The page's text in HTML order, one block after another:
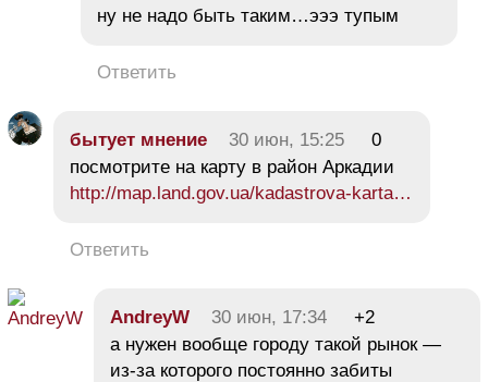
ну не надо быть таким…эээ тупым
Ответить
бытует мнение 30 июн, 15:25
0
посмотрите на карту в район Аркадии
http://map.land.gov.ua/kadastrova-karta…
Ответить
AndreyW 30 июн, 17:34
+2
а нужен вообще городу такой рынок —
из-за которого постоянно забиты